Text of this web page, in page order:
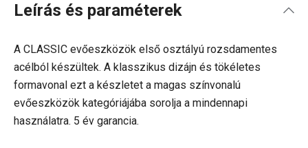
Leírás és paraméterek
A CLASSIC evőeszközök első osztályú rozsdamentes
acélból készültek. A klasszikus dizájn és tökéletes
formavonal ezt a készletet a magas színvonalú
evőeszközök kategóriájába sorolja a mindennapi
használatra. 5 év garancia.